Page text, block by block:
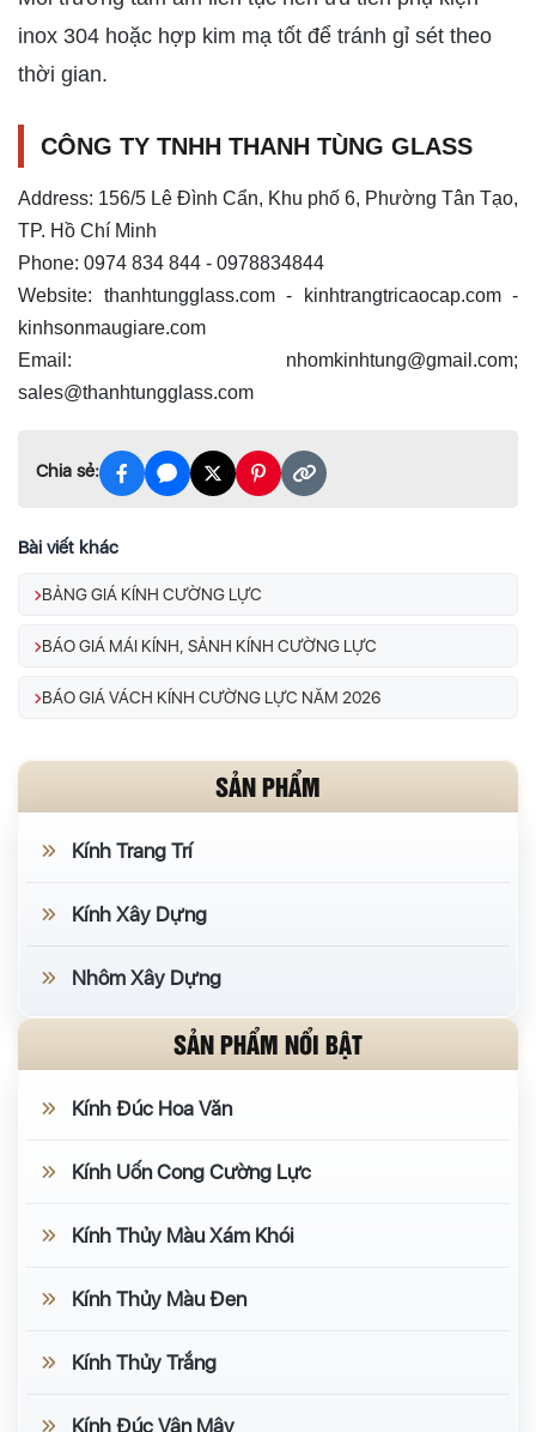
inox 304 hoặc hợp kim mạ tốt để tránh gỉ sét theo
thời gian.
CÔNG TY TNHH THANH TÙNG GLASS
Address: 156/5 Lê Đình Cẩn, Khu phố 6, Phường Tân Tạo,
TP. Hồ Chí Minh
Phone: 0974 834 844 - 0978834844
Website: thanhtungglass.com - kinhtrangtricaocap.com -
kinhsonmaugiare.com
Email: nhomkinhtung@gmail.com;
sales@thanhtungglass.com
Chia sẻ:
Bài viết khác
BẢNG GIÁ KÍNH CƯỜNG LỰC
BÁO GIÁ MÁI KÍNH, SẢNH KÍNH CƯỜNG LỰC
BÁO GIÁ VÁCH KÍNH CƯỜNG LỰC NĂM 2026
SẢN PHẨM
Kính Trang Trí
Kính Xây Dựng
Nhôm Xây Dựng
SẢN PHẨM NỔI BẬT
Kính Đúc Hoa Văn
Kính Uốn Cong Cường Lực
Kính Thủy Màu Xám Khói
Kính Thủy Màu Đen
Kính Thủy Trắng
Kính Đúc Vân Mây